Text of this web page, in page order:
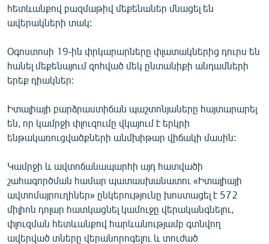
ՓՈԴՔԱՍԹ
English
Русский
ՀԵՏԵՎԵՔ ՄԵԶ
«Ազատության» բոլոր կայքերը
հետևանքով բազմաթիվ մեքենաներ մնացել են
ավերակների տակ:
Օգոստոսի 19-ին փրկարարները փլատակներից դուրս են
հանել մեքենայում զոհված մեկ ընտանիքի անդամների
երեք դիակներ:
Իտալիայի բարձրաստիճան պաշտոնյաները հայտարարել
են, որ կամրջի փլուզումը վկայում է երկրի
ենթակառուցվածքների անմխիթար վիճակի մասին:
Կամրջի և ավտոճանապարհի այդ հատվածի
շահագործման համար պատասխանատու «Իտալիայի
ավտոմայրուղիներ» ընկերությունը խոստացել է 572
միլիոն դոլար հատկացնել կամուջը վերականգնելու,
փլուզման հետևանքով հարևանությամբ գտնվող
ավերված տները վերանորոգելու և տուժած